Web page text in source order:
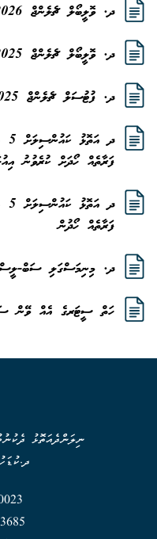
ދ. ވޮލީބޯލް ޗެލެންޖް 2026ގައި ބައިވެރިވުމަށް ހުޅުވާލުން
ދ. ވޮލީބޯލް ޗެލެންޖް 2025 ގައި ބައިވެރިވުމަށް ހުޅުވާލުން
ދ. ފުޓުސަލް ޗެލެންޖް 2025 ގައި ބައިވެރިވުމަށް ހުޅުވާލުން
ފަރާތެއް ހޯދަށް ކުރެވުނު
ފަރާތެއް ހޯދުން
ދ. މިނިމަސްގަލި ސަބް-
ހަތް ސީޓަރގެ އެއް ވޭން
ނިލަންދެއަތޮޅު